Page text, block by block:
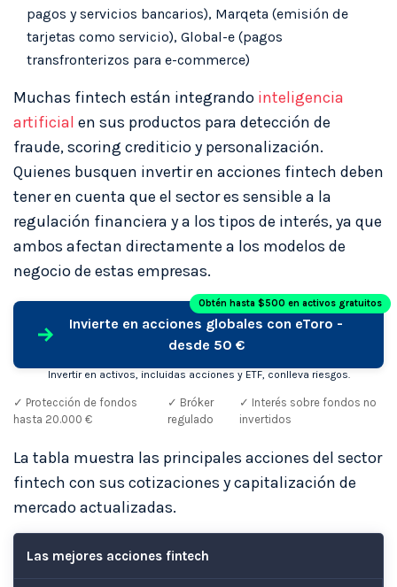
pagos y servicios bancarios), Marqeta (emisión de
tarjetas como servicio), Global-e (pagos
transfronterizos para e-commerce)
Muchas fintech están integrando inteligencia
artificial en sus productos para detección de
fraude, scoring crediticio y personalización.
Quienes busquen invertir en acciones fintech deben
tener en cuenta que el sector es sensible a la
regulación financiera y a los tipos de interés, ya que
ambos afectan directamente a los modelos de
negocio de estas empresas.
Invierte en acciones globales con eToro -
desde 50 €
Obtén hasta $500 en activos gratuitos
Invertir en activos, incluidas acciones y ETF, conlleva riesgos.
✓ Protección de fondos
hasta 20.000 €
✓ Bróker
regulado
✓ Interés sobre fondos no
invertidos
La tabla muestra las principales acciones del sector
fintech con sus cotizaciones y capitalización de
mercado actualizadas.
Las mejores acciones fintech